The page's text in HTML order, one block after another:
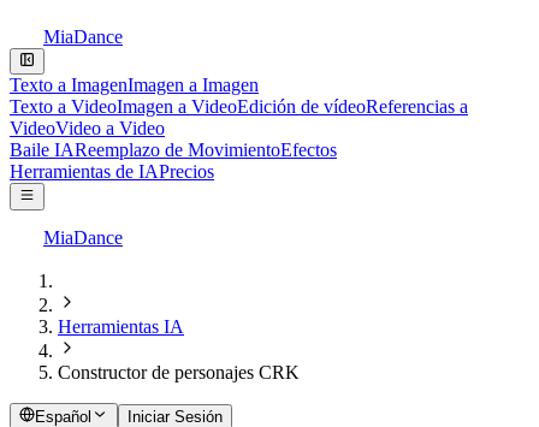
MiaDance
Texto a ImagenImagen a Imagen
Texto a VideoImagen a VideoEdición de vídeoReferencias a
VideoVideo a Video
Baile IAReemplazo de MovimientoEfectos
Herramientas de IAPrecios
MiaDance
Herramientas IA
Constructor de personajes CRK
Español Iniciar Sesión